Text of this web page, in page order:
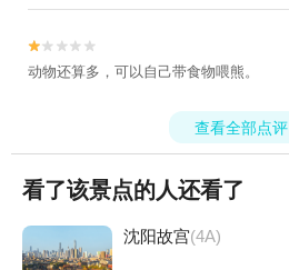


动物还算多，可以自己带食物喂熊。
查看全部点评
看了该景点的人还看了
沈阳故宫(4A)